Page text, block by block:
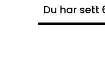
Du har sett